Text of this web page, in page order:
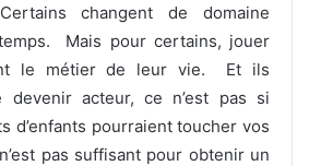
changent de domaine
Mais pour certains, jouer
le métier de leur vie. Et ils
devenir acteur, ce n’est pas si
d’enfants pourraient toucher vos
pas suffisant pour obtenir un